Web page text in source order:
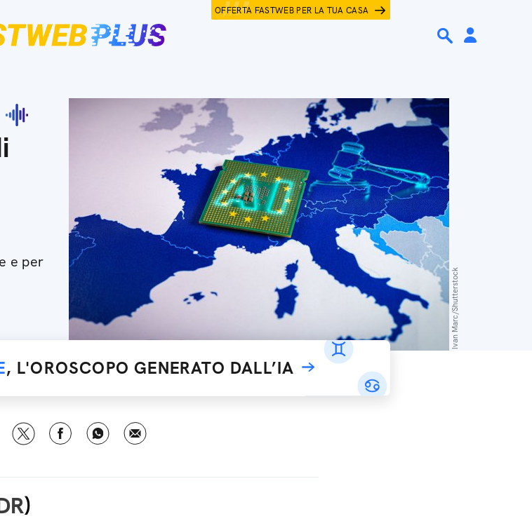
OFFERTA FASTWEB PER LA TUA CASA
e per
Ivan Marc/Shutterstock
, L'OROSCOPO GENERATO DALL’IA
)